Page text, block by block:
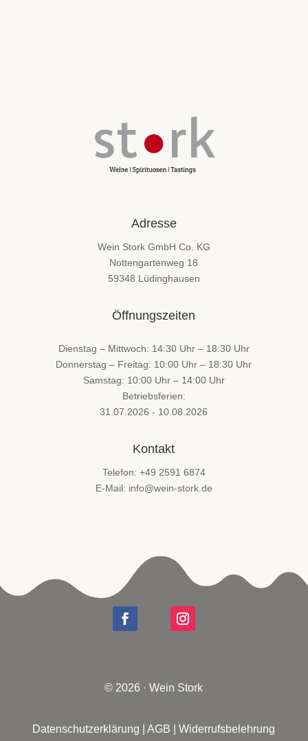
Adresse
Wein Stork GmbH Co. KG
Nottengartenweg 18
59348 Lüdinghausen
Öffnungszeiten
Dienstag – Mittwoch: 14:30 Uhr – 18:30 Uhr
Donnerstag – Freitag: 10:00 Uhr – 18:30 Uhr
Samstag: 10:00 Uhr – 14:00 Uhr
Betriebsferien:
31.07.2026 - 10.08.2026
Kontakt
Telefon: +49 2591 6874
E-Mail: info@wein-stork.de
© 2026 · Wein Stork
Datenschutzerklärung |AGB |Widerrufsbelehrung